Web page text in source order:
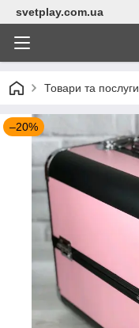
svetplay.com.ua
Товари та послуги
–20%